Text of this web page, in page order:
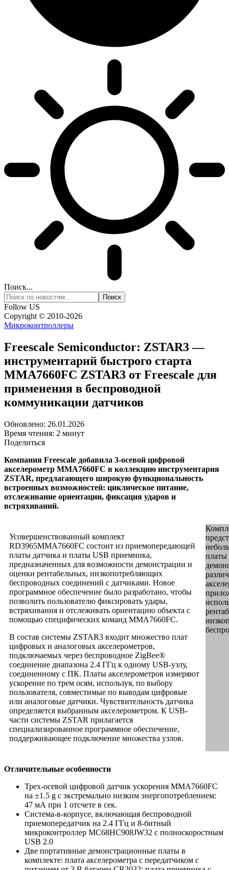
Поиск...
Follow US
Copyright © 2010-2026
Микроконтроллеры
Freescale Semiconductor: ZSTAR3 —
инструментарий быстрого старта
MMA7660FC ZSTAR3 от Freescale для
применения в беспроводной
коммуникации датчиков
Обновлено: 26.01.2026
Время чтения: 2 минут
Поделиться
Компания Freescale добавила 3-осевой цифровой
акселерометр MMA7660FC в коллекцию инструментария
ZSTAR, предлагающего широкую функциональность
встроенных возможностей: циклическое питание,
отслеживание ориентации, фиксация ударов и
встряхиваний.
Усовершенствованный комплект
RD3965MMA7660FC состоит из приемопередающей
платы датчика и платы USB приемника,
предназначенных для возможности демонстрации и
оценки рентабельных, низкопотребляющих
беспроводных соединений с датчиками. Новое
программное обеспечение было разработано, чтобы
позволить пользователю фиксировать удары,
встряхивания и отслеживать ориентацию объекта с
помощью специфических команд MMA7660FC.
В состав системы ZSTAR3 входит множество плат
цифровых и аналоговых акселерометров,
подключаемых через беспроводное ZigBee®
соединение диапазона 2.4 ГГц к одному USB-узлу,
соединенному с ПК. Платы акселерометров измеряют
ускорение по трем осям, используя, по выбору
пользователя, совместимые по выводам цифровые
или аналоговые датчики. Чувствительность датчика
определяется выбранным акселерометром. К USB-
части системы ZSTAR прилагается
специализированное программное обеспечение,
поддерживающее подключение множества узлов.
платы
Отличительные особенности
Трех-осевой цифровой датчик ускорения MMA7660FC
на ±1.5 g с экстремально низким энергопотреблением:
47 мА при 1 отсчете в сек.
Система-в-корпусе, включающая беспроводной
приемопередатчик на 2.4 ГГц и 8-битный
микроконтроллер MC68HC908JW32 с полноскоростным
USB 2.0
Две портативные демонстрационные платы в
комплекте: плата акселерометра с передатчиком с